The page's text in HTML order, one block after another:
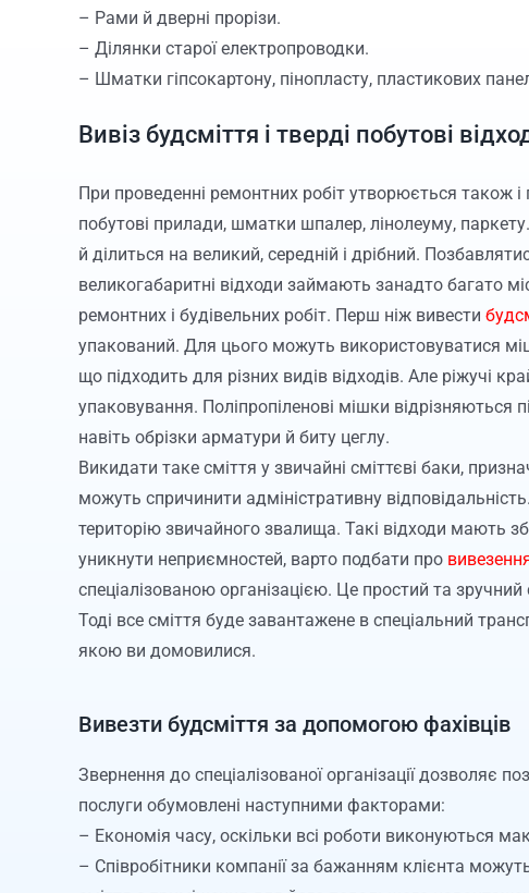
– Рами й дверні прорізи.
– Ділянки старої електропроводки.
– Шматки гіпсокартону, пінопласту, пластикових
Вивіз будсміття і тверді побутові
При проведенні ремонтних робіт утворюється також
побутові прилади, шматки шпалер, лінолеуму,
й ділиться на великий, середній і дрібний.
великогабаритні відходи займають занадто багато
ремонтних і будівельних робіт. Перш ніж вивести
упакований. Для цього можуть використовуватися
що підходить для різних видів відходів. Але ріжучі
упаковування. Поліпропіленові мішки
навіть обрізки арматури й биту цеглу.
Викидати таке сміття у звичайні сміттєві баки,
можуть спричинити адміністративну
територію звичайного звалища. Такі відходи мають
уникнути неприємностей, варто подбати про
спеціалізованою організацією. Це простий та зручний
Тоді все сміття буде завантажене в спеціальний
якою ви домовилися.
Вивезти будсміття за допомогою фахівців
Звернення до спеціалізованої організації дозволяє
послуги обумовлені наступними факторами:
– Економія часу, оскільки всі роботи виконуються
– Співробітники компанії за бажанням клієнта